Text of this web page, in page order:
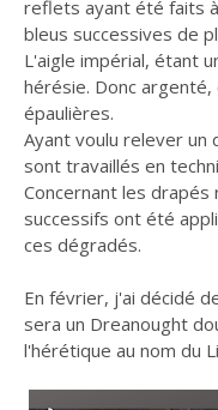
reflets ayant été faits
bleus successives de
L'aigle impérial, étant
hérésie. Donc
épaulières.
Ayant voulu relever
sont travaillés en
Concernant les
successifs ont été
ces dégradés.
En février, j'ai décidé
sera un Dreanought
l'hérétique au nom du